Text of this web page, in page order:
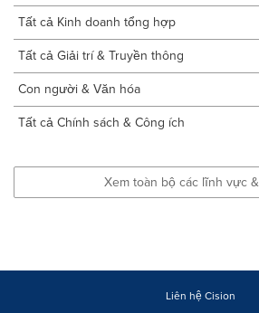
Tất cả Kinh doanh tổng hợp
Tất cả Giải trí & Truyền thông
Con người & Văn hóa
Tất cả Chính sách & Công ích
Xem toàn bộ các lĩnh vực
Liên hệ Cision